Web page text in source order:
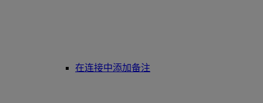
在连接中添加备注